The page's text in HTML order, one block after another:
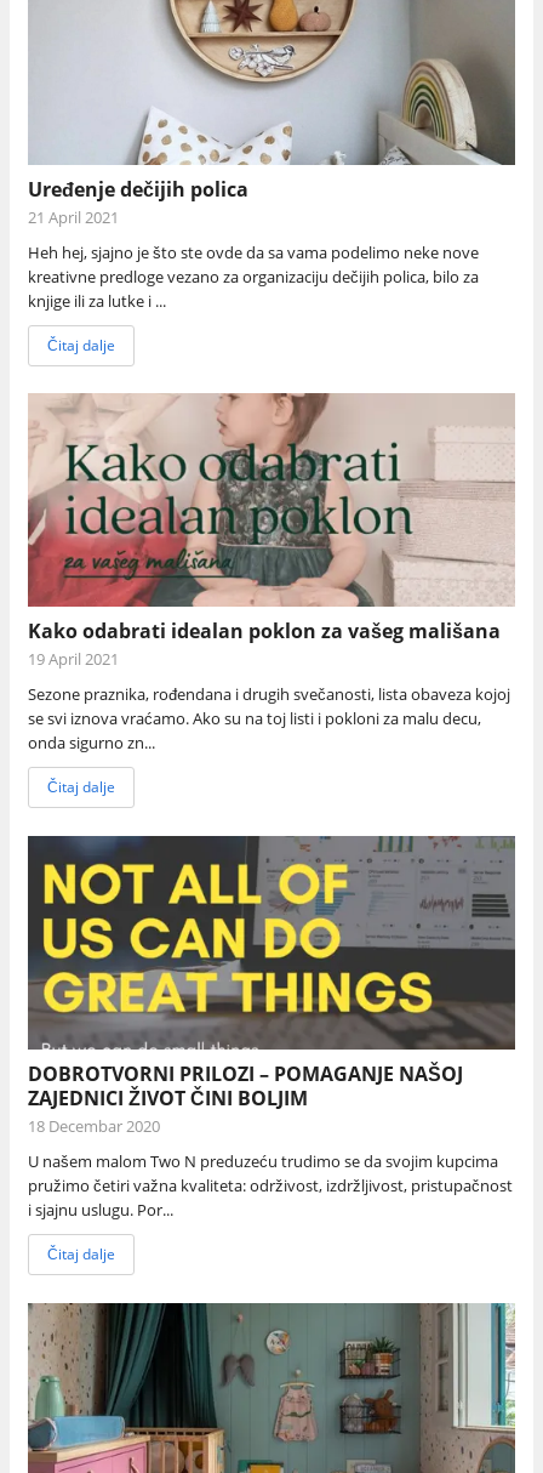
Uređenje dečijih polica
21 April 2021
Heh hej, sjajno je što ste ovde da sa vama podelimo neke nove
kreativne predloge vezano za organizaciju dečijih polica, bilo za
knjige ili za lutke i ...
Čitaj dalje
Kako odabrati idealan poklon za vašeg mališana
19 April 2021
Sezone praznika, rođendana i drugih svečanosti, lista obaveza kojoj
se svi iznova vraćamo. Ako su na toj listi i pokloni za malu decu,
onda sigurno zn...
Čitaj dalje
DOBROTVORNI PRILOZI – POMAGANJE NAŠOJ
ZAJEDNICI ŽIVOT ČINI BOLJIM
18 Decembar 2020
U našem malom Two N preduzeću trudimo se da svojim kupcima
pružimo četiri važna kvaliteta: održivost, izdržljivost, pristupačnost
i sjajnu uslugu. Por...
Čitaj dalje